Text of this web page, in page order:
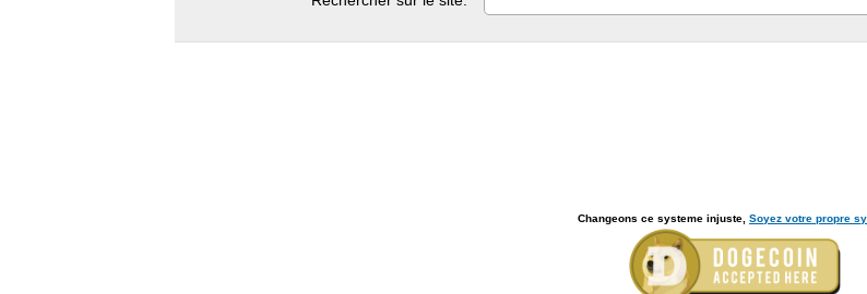
Changeons ce systeme injuste, Soyez votre propre